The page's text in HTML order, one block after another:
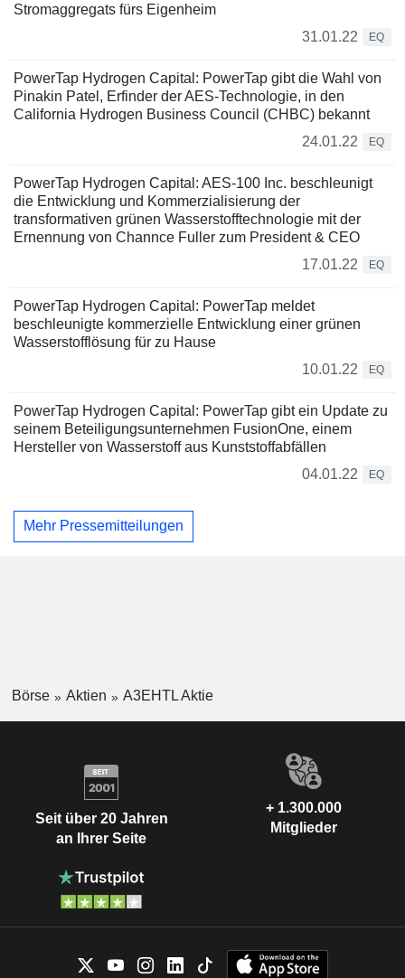
Stromaggregats fürs Eigenheim
31.01.22
EQ
PowerTap Hydrogen Capital: PowerTap gibt die Wahl von
Pinakin Patel, Erfinder der AES-Technologie, in den
California Hydrogen Business Council (CHBC) bekannt
24.01.22
EQ
PowerTap Hydrogen Capital: AES-100 Inc. beschleunigt
die Entwicklung und Kommerzialisierung der
transformativen grünen Wasserstofftechnologie mit der
Ernennung von Channce Fuller zum President & CEO
17.01.22
EQ
PowerTap Hydrogen Capital: PowerTap meldet
beschleunigte kommerzielle Entwicklung einer grünen
Wasserstofflösung für zu Hause
10.01.22
EQ
PowerTap Hydrogen Capital: PowerTap gibt ein Update zu
seinem Beteiligungsunternehmen FusionOne, einem
Hersteller von Wasserstoff aus Kunststoffabfällen
04.01.22
EQ
Mehr Pressemitteilungen
Börse Aktien A3EHTL Aktie
Seit über 20 Jahren
an Ihrer Seite
+ 1.300.000
Mitglieder